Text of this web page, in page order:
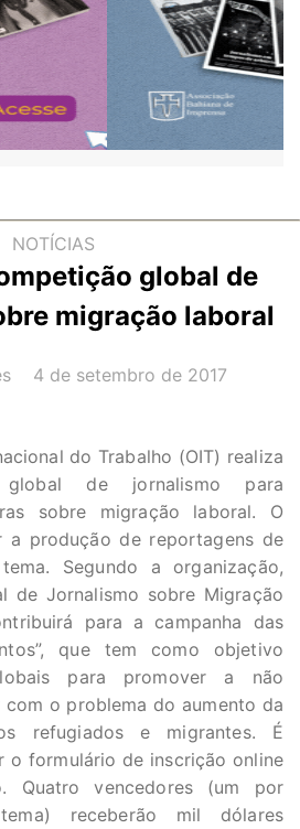
NOTÍCIAS
global de
migração laboral
DATA:
4 de setembro de 2017
do Trabalho (OIT) realiza
global de jornalismo para
sobre migração laboral. O
a produção de reportagens de
Segundo a organização,
de Jornalismo sobre Migração
para a campanha das
que tem como objetivo
para promover a não
o problema do aumento da
refugiados e migrantes. É
o formulário de inscrição online
Quatro vencedores (um por
receberão mil dólares